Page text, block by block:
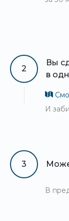
2
Вы
в
И
3
В